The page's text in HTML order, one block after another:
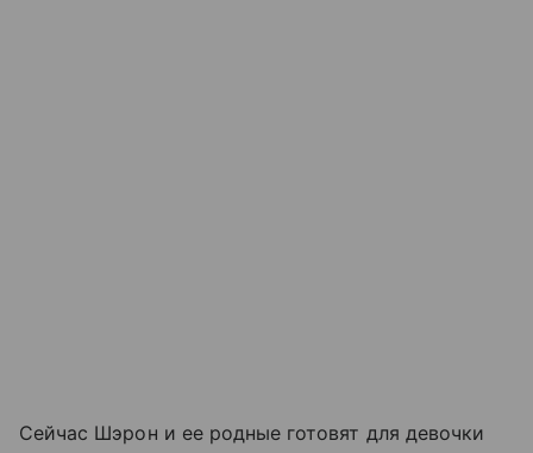
Сейчас Шэрон и ее родные готовят для девочки